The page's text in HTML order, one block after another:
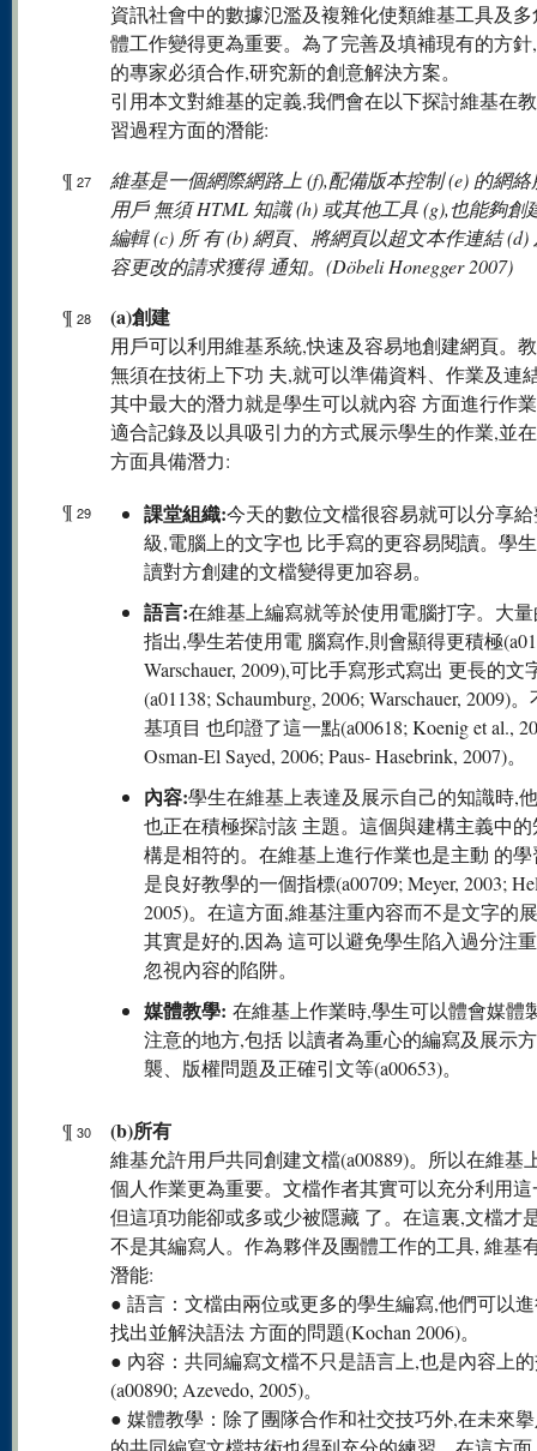
資訊社會中的數據氾濫及複雜化使類維基工具及
體工作變得更為重要。為了完善及填補現有的方針
的專家必須合作,研究新的創意解決方案。
引用本文對維基的定義,我們會在以下探討維基在
習過程方面的潛能:
¶ 27
維基是一個網際網路上 (f),配備版本控制 (e) 的網絡
用戶 無須 HTML 知識 (h) 或其他工具 (g),也能夠創
編輯 (c) 所 有 (b) 網頁、將網頁以超文本作連結 (d)
容更改的請求獲得 通知。(Döbeli Honegger 2007)
¶ 28 (a)創建
用戶可以利用維基系統,快速及容易地創建網頁。
無須在技術上下功 夫,就可以準備資料、作業及連
其中最大的潛力就是學生可以就內容 方面進行作
適合記錄及以具吸引力的方式展示學生的作業,並
方面具備潛力:
¶ 29 課堂組織:今天的數位文檔很容易就可以分享
級,電腦上的文字也 比手寫的更容易閱讀。學
讀對方創建的文檔變得更加容易。
語言:在維基上編寫就等於使用電腦打字。大
指出,學生若使用電 腦寫作,則會顯得更積極
Warschauer, 2009),可比手寫形式寫出 更長的文
(a01138; Schaumburg, 2006; Warschauer, 2009)
基項目 也印證了這一點(a00618; Koenig et al.,
Osman-El Sayed, 2006; Paus- Hasebrink, 2007)。
內容:學生在維基上表達及展示自己的知識時,
也正在積極探討該 主題。這個與建構主義中
構是相符的。在維基上進行作業也是主動 的
是良好教學的一個指標(a00709; Meyer, 2003;
2005)。在這方面,維基注重內容而不是文字的
其實是好的,因為 這可以避免學生陷入過分注
忽視內容的陷阱。
媒體教學: 在維基上作業時,學生可以體會媒體
注意的地方,包括 以讀者為重心的編寫及展示
襲、版權問題及正確引文等(a00653)。
¶ 30 (b)所有
維基允許用戶共同創建文檔(a00889)。所以在維基
個人作業更為重要。文檔作者其實可以充分利用這
但這項功能卻或多或少被隱藏 了。在這裏,文檔才
不是其編寫人。作為夥伴及團體工作的工具, 維基
潛能:
● 語言：文檔由兩位或更多的學生編寫,他們可以
找出並解決語法 方面的問題(Kochan 2006)。
● 內容：共同編寫文檔不只是語言上,也是內容上
(a00890; Azevedo, 2005)。
● 媒體教學：除了團隊合作和社交技巧外,在未來